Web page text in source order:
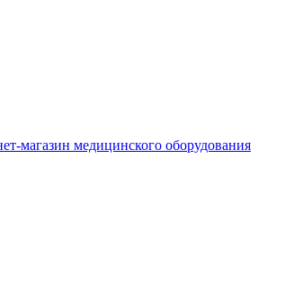
магазин медицинского оборудования